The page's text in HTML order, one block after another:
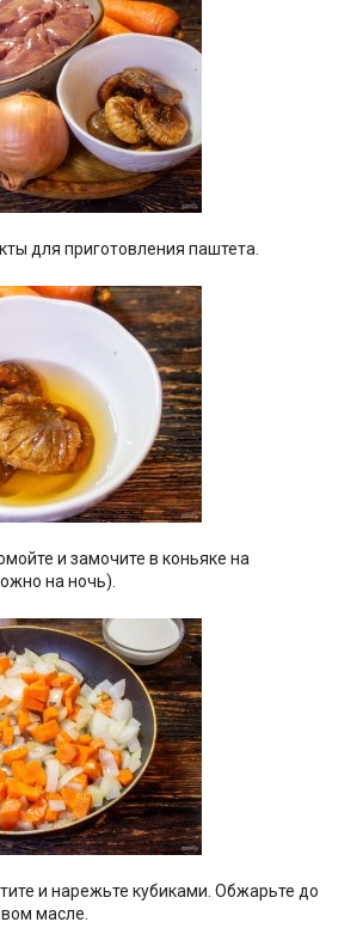
для приготовления паштета.
и замочите в коньяке на
на ночь).
и нарежьте кубиками. Обжарьте до
масле.